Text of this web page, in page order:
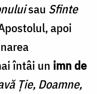
sau Sfinte
apoi
întâi un imn de
Ție, Doamne,